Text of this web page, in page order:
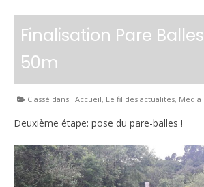
Finalisation Pare Balles
50m
Classé dans : Accueil, Le fil des actualités, Media
Deuxième étape: pose du pare-balles !